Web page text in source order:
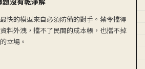
快的模型來自必須防備的對手。禁令擋得
料外洩，擋不了民間的成本帳，也擋不掉
立場。